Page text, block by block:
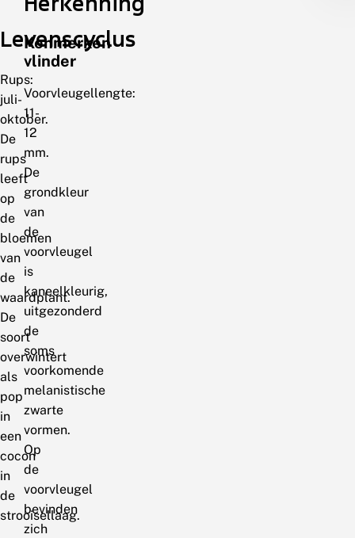
Levenscyclus
Rups:
juli-
oktober.
De
rups
leeft
op
de
bloemen
van
de
waardplant.
De
soort
overwintert
als
pop
in
een
cocon
in
de
strooisellaag.
Kenmerken
vlinder
Voorvleugellengte:
11-
12
mm.
De
grondkleur
van
de
voorvleugel
is
kaneelkleurig,
uitgezonderd
de
soms
voorkomende
melanistische
zwarte
vormen.
Op
de
voorvleugel
bevinden
zich